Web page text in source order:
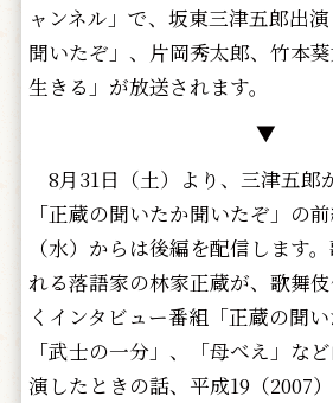
ャンネル」で、坂東三津五郎出
聞いたぞ」、片岡秀太郎、竹本
生きる」が放送されます。
▼
8月31日（土）より、三津五郎
「正蔵の聞いたか聞いたぞ」の
（水）からは後編を配信します
れる落語家の林家正蔵が、歌舞
くインタビュー番組「正蔵の聞い
「武士の一分」、「母べえ」な
演したときの話、平成19（2007